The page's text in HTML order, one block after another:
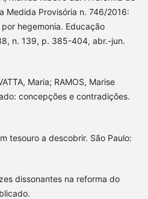
Medida Provisória n. 746/2016:
hegemonia. Educação
n. 139, p. 385-404, abr.-jun.
Maria; RAMOS, Marise
concepções e contradições.
tesouro a descobrir. São Paulo:
dissonantes na reforma do